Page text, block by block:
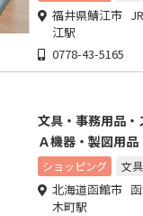
福井県鯖江市
江駅
0778-43-5165
文具・事務用品・
Ａ機器・製図用
ショッピング 文
北海道函館市
木町駅